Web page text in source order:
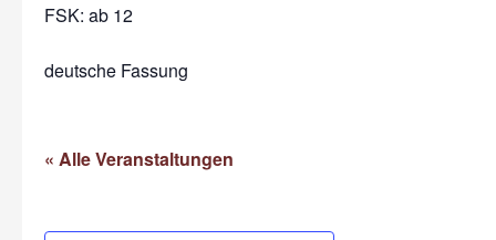
FSK: ab 12
deutsche Fassung
« Alle Veranstaltungen